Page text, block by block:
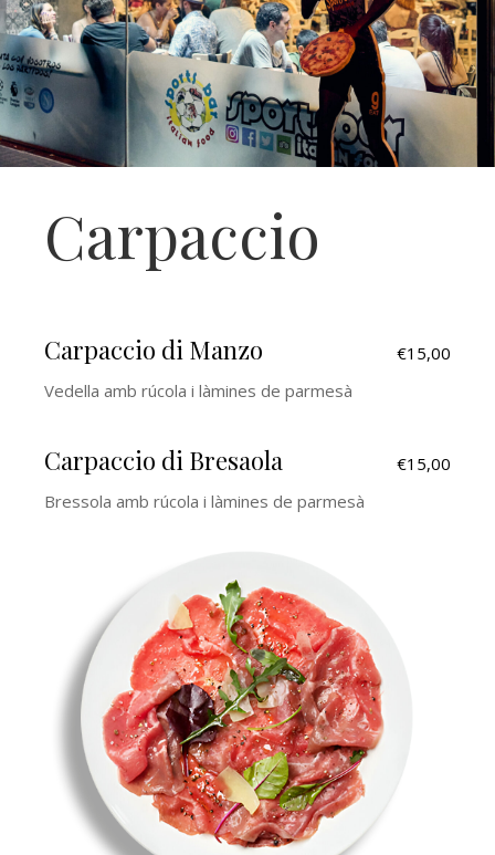
Carpaccio
Carpaccio di Manzo
€15,00
Vedella amb rúcola i làmines de parmesà
Carpaccio di Bresaola
€15,00
Bressola amb rúcola i làmines de parmesà